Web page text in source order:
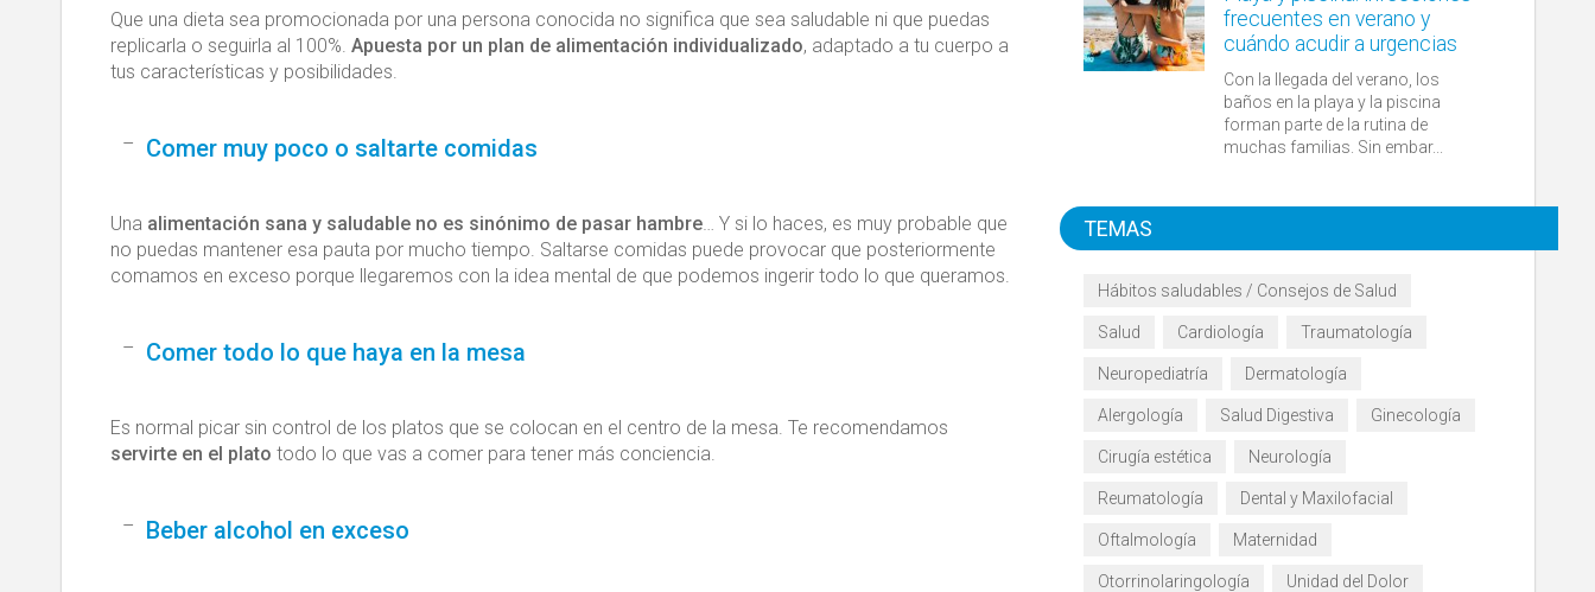
Que una dieta sea promocionada por una persona conocida no significa que sea saludable ni que puedas
replicarla o seguirla al 100%. Apuesta por un plan de alimentación individualizado, adaptado a tu cuerpo a
tus características y posibilidades.
Comer muy poco o saltarte comidas
Una alimentación sana y saludable no es sinónimo de pasar hambre… Y si lo haces, es muy probable que
no puedas mantener esa pauta por mucho tiempo. Saltarse comidas puede provocar que posteriormente
comamos en exceso porque llegaremos con la idea mental de que podemos ingerir todo lo que queramos.
Comer todo lo que haya en la mesa
Es normal picar sin control de los platos que se colocan en el centro de la mesa. Te recomendamos
servirte en el plato todo lo que vas a comer para tener más conciencia.
Beber alcohol en exceso
frecuentes en verano y
cuándo acudir a urgencias
Con la llegada del verano, los
baños en la playa y la piscina
forman parte de la rutina de
muchas familias. Sin embar...
TEMAS
Hábitos saludables / Consejos de Salud
Salud Cardiología Traumatología
Neuropediatría Dermatología
Alergología Salud Digestiva Ginecología
Cirugía estética Neurología
Reumatología Dental y Maxilofacial
Oftalmología Maternidad
Otorrinolaringología Unidad del Dolor